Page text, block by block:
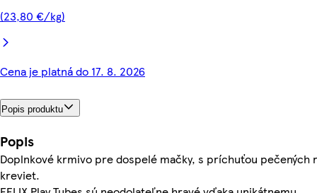
(23,80 €/kg)
Cena je platná do 17. 8. 2026
Popis produktu
Popis
Doplnkové krmivo pre dospelé mačky, s príchuťou pečených
kreviet.